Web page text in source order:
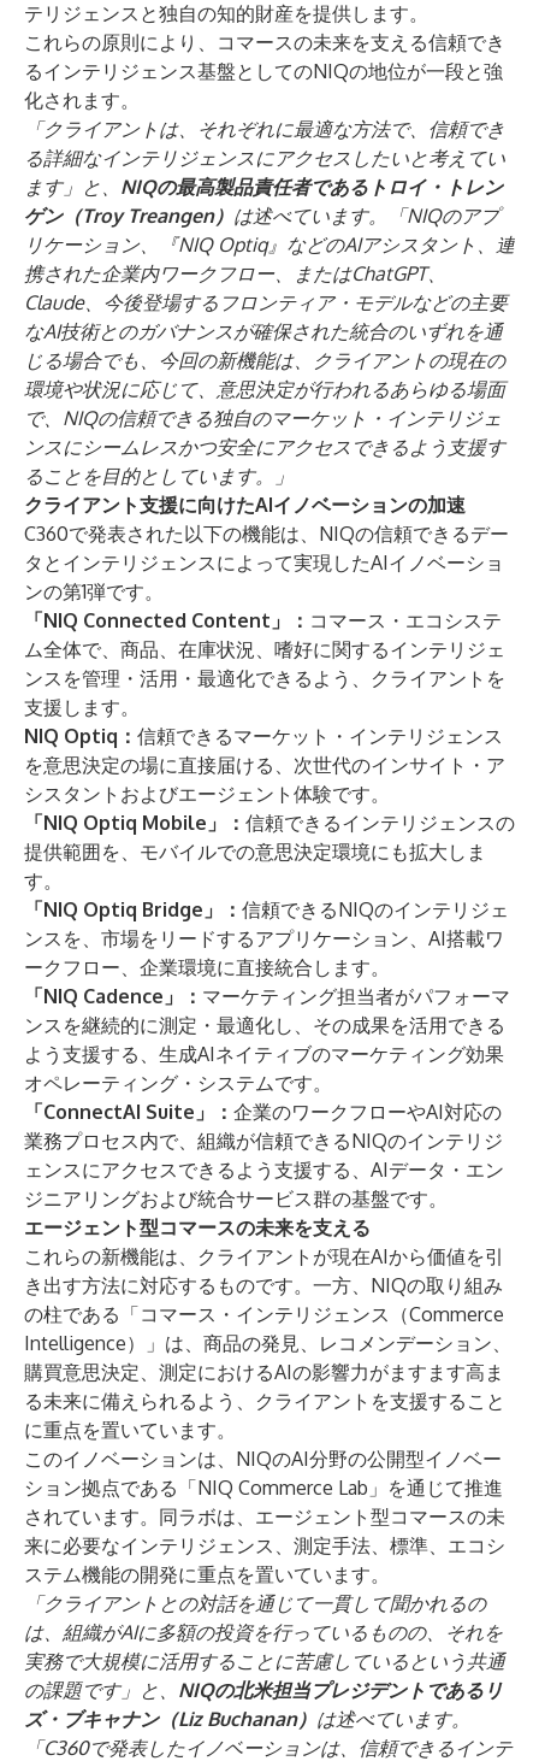
テリジェンスと独自の知的財産を提供します。
これらの原則により、コマースの未来を支える信頼でき
るインテリジェンス基盤としてのNIQの地位が一段と強
化されます。
「クライアントは、それぞれに最適な方法で、信頼でき
る詳細なインテリジェンスにアクセスしたいと考えてい
ます」と、 NIQの最高製品責任者であるトロイ・トレン
ゲン（Troy Treangen） は述べています。「NIQのアプ
リケーション、『NIQ Optiq』などのAIアシスタント、連
携された企業内ワークフロー、またはChatGPT、
Claude、今後登場するフロンティア・モデルなどの主要
なAI技術とのガバナンスが確保された統合のいずれを通
じる場合でも、今回の新機能は、クライアントの現在の
環境や状況に応じて、意思決定が行われるあらゆる場面
で、NIQの信頼できる独自のマーケット・インテリジェ
ンスにシームレスかつ安全にアクセスできるよう支援す
ることを目的としています。」
クライアント支援に向けたAIイノベーションの加速
C360で発表された以下の機能は、NIQの信頼できるデー
タとインテリジェンスによって実現したAIイノベーショ
ンの第1弾です。
「NIQ Connected Content」： コマース・エコシステ
ム全体で、商品、在庫状況、嗜好に関するインテリジェ
ンスを管理・活用・最適化できるよう、クライアントを
支援します。
NIQ Optiq： 信頼できるマーケット・インテリジェンス
を意思決定の場に直接届ける、次世代のインサイト・ア
シスタントおよびエージェント体験です。
「NIQ Optiq Mobile」： 信頼できるインテリジェンスの
提供範囲を、モバイルでの意思決定環境にも拡大しま
す。
「NIQ Optiq Bridge」： 信頼できるNIQのインテリジェ
ンスを、市場をリードするアプリケーション、AI搭載ワ
ークフロー、企業環境に直接統合します。
「NIQ Cadence」： マーケティング担当者がパフォーマ
ンスを継続的に測定・最適化し、その成果を活用できる
よう支援する、生成AIネイティブのマーケティング効果
オペレーティング・システムです。
「ConnectAI Suite」： 企業のワークフローやAI対応の
業務プロセス内で、組織が信頼できるNIQのインテリジ
ェンスにアクセスできるよう支援する、AIデータ・エン
ジニアリングおよび統合サービス群の基盤です。
エージェント型コマースの未来を支える
これらの新機能は、クライアントが現在AIから価値を引
き出す方法に対応するものです。一方、NIQの取り組み
の柱である「コマース・インテリジェンス（Commerce
Intelligence）」は、商品の発見、レコメンデーション、
購買意思決定、測定におけるAIの影響力がますます高ま
る未来に備えられるよう、クライアントを支援すること
に重点を置いています。
このイノベーションは、NIQのAI分野の公開型イノベー
ション拠点である「NIQ Commerce Lab」 を通じて推進
されています。同ラボは、エージェント型コマースの未
来に必要なインテリジェンス、測定手法、標準、エコシ
ステム機能の開発に重点を置いています。
「クライアントとの対話を通じて一貫して聞かれるの
は、組織がAIに多額の投資を行っているものの、それを
実務で大規模に活用することに苦慮しているという共通
の課題です」と、 NIQの北米担当プレジデントであるリ
ズ・ブキャナン（Liz Buchanan） は述べています。
「C360で発表したイノベーションは、信頼できるインテ